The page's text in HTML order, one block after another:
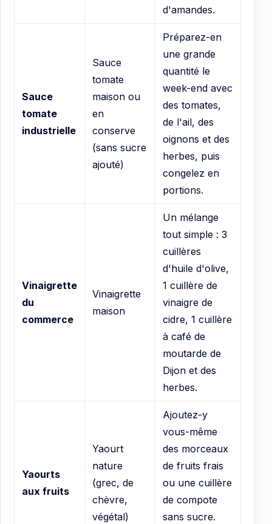
d'amandes.
Sauce
tomate
industrielle
Sauce
tomate
maison ou
en
conserve
(sans sucre
ajouté)
Préparez-en
une grande
quantité le
week-end avec
des tomates,
de l'ail, des
oignons et des
herbes, puis
congelez en
portions.
Vinaigrette
du
commerce
Vinaigrette
maison
Un mélange
tout simple : 3
cuillères
d'huile d'olive,
1 cuillère de
vinaigre de
cidre, 1 cuillère
à café de
moutarde de
Dijon et des
herbes.
Yaourts
aux fruits
Yaourt
nature
(grec, de
chèvre,
végétal)
Ajoutez-y
vous-même
des morceaux
de fruits frais
ou une cuillère
de compote
sans sucre.